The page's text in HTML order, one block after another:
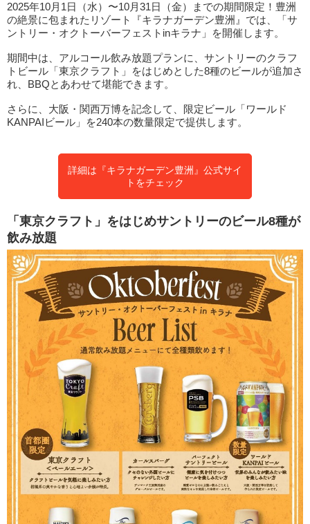
2025年10月1日（水）〜10月31日（金）までの期間限定！豊洲
の絶景に包まれたリゾート『キラナガーデン豊洲』では、「サ
ントリー・オクトーバーフェストinキラナ」を開催します。
期間中は、アルコール飲み放題プランに、サントリーのクラフ
トビール「東京クラフト」をはじめとした8種のビールが追加さ
れ、BBQとあわせて堪能できます。
さらに、大阪・関西万博を記念して、限定ビール「ワールド
KANPAIビール」を240本の数量限定で提供します。
詳細は『キラナガーデン豊洲』公式サイ
トをチェック
「東京クラフト」をはじめサントリーのビール8種が
飲み放題